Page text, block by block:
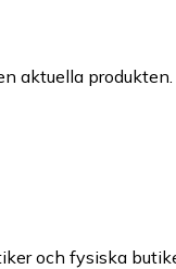
aktuella produkten.
och fysiska